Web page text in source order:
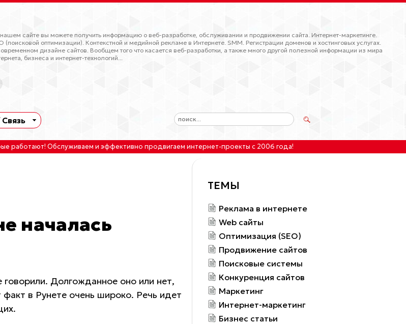
сайте вы можете получить информацию о веб-разработке, обслуживании и продвижении сайта. Интернет-маркетинге.
(поисковой оптимизации). Контекстной и медийной рекламе в Интернете. SMM. Регистрации доменов и хостинговых услугах.
дизайне сайтов. Вообщем того что касается веб-разработки, а также много другой полезной информации из мира
бизнеса и интернет-технологий...
работают! Обслуживаем и эффективно продвигаем интернет-проекты с 2006 года!
началась
Долгожданное оно или нет,
в Рунете очень широко. Речь идет
ТЕМЫ
Реклама в интернете
Web сайты
Оптимизация (SEO)
Продвижение сайтов
Поисковые системы
Конкуренция сайтов
Маркетинг
Интернет-маркетинг
Бизнес статьи